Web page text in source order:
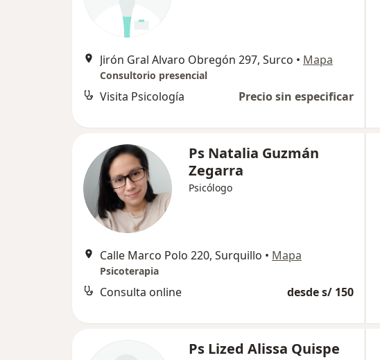
Jirón Gral Alvaro Obregón 297, Surco • Mapa
Consultorio presencial
Visita Psicología Precio sin especificar
Ps Natalia Guzmán
Zegarra
Psicólogo
Calle Marco Polo 220, Surquillo • Mapa
Psicoterapia
Consulta online desde s/ 150
Ps Lized Alissa Quispe